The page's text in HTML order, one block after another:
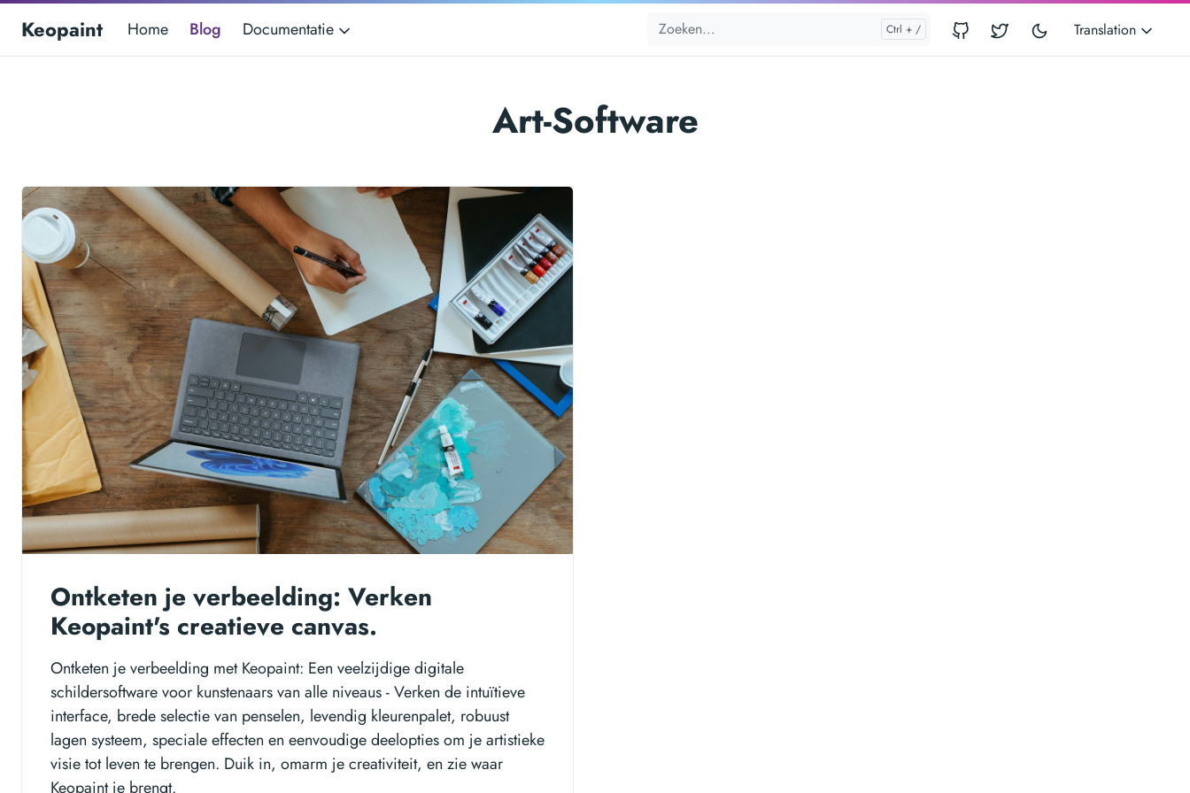
Keopaint Home Blog Documentatie Translation
Art-Software
Ontketen je verbeelding: Verken
Keopaint's creatieve canvas.
Ontketen je verbeelding met Keopaint: Een veelzijdige digitale
schildersoftware voor kunstenaars van alle niveaus - Verken de intuïtieve
interface, brede selectie van penselen, levendig kleurenpalet, robuust
lagen systeem, speciale effecten en eenvoudige deelopties om je artistieke
visie tot leven te brengen. Duik in, omarm je creativiteit, en zie waar
Keopaint je brengt.